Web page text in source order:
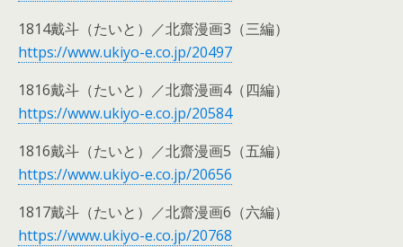
1814戴斗（たいと）／北齋漫画3（三編）
https://www.ukiyo-e.co.jp/20497
1816戴斗（たいと）／北齋漫画4（四編）
https://www.ukiyo-e.co.jp/20584
1816戴斗（たいと）／北齋漫画5（五編）
https://www.ukiyo-e.co.jp/20656
1817戴斗（たいと）／北齋漫画6（六編）
https://www.ukiyo-e.co.jp/20768